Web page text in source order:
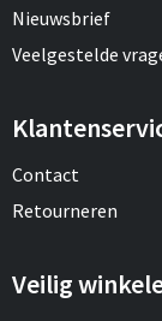
Nieuwsbrief
Veelgestelde
Contact
Retourneren
Veilig